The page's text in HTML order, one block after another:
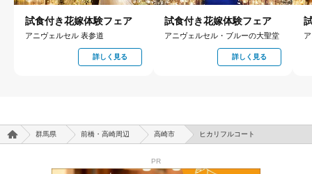
試食付き花嫁体験フェア
アニヴェルセル 表参道
詳しく見る
試食付き花嫁体験フェア
アニヴェルセル・ブルーの大聖堂
詳しく見る
群馬県 前橋・高崎周辺 高崎市 ヒカリフルコート
PR